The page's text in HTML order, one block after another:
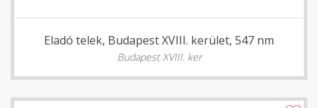
Eladó telek, Budapest XVIII. kerület, 547 nm
Budapest XVIII. ker